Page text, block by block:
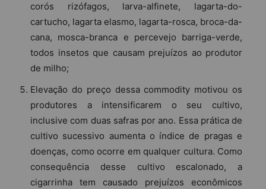
corós rizófagos, larva-alfinete, lagarta-do-
cartucho, lagarta elasmo, lagarta-rosca, broca-da-
cana, mosca-branca e percevejo barriga-verde,
todos insetos que causam prejuízos ao produtor
de milho;
Elevação do preço dessa commodity motivou os
produtores a intensificarem o seu cultivo,
inclusive com duas safras por ano. Essa prática de
cultivo sucessivo aumenta o índice de pragas e
doenças, como ocorre em qualquer cultura. Como
consequência desse cultivo escalonado, a
cigarrinha tem causado prejuízos econômicos